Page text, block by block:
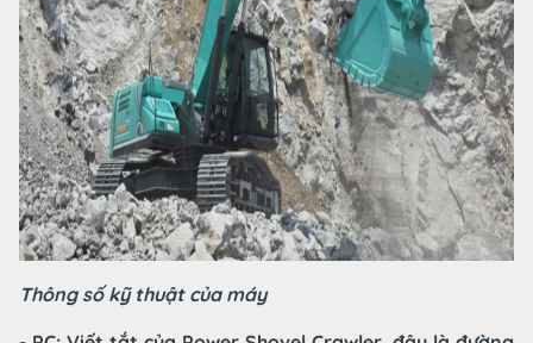
Thông số kỹ thuật của máy